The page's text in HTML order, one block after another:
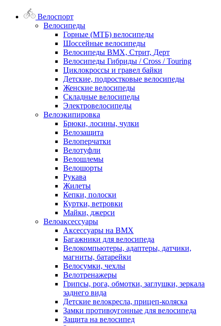
Велоспорт
Велосипеды
Горные (МТБ) велосипеды
Шоссейные велосипеды
Велосипеды BMX, Стрит, Дерт
Велосипеды Гибриды / Cross / Touring
Циклокроссы и гравел байки
Детские, подростковые велосипеды
Женские велосипеды
Складные велосипеды
Электровелосипеды
Велоэкипировка
Брюки, лосины, чулки
Велозащита
Велоперчатки
Велотуфли
Велошлемы
Велошорты
Рукава
Жилеты
Кепки, полоски
Куртки, ветровки
Майки, джерси
Велоаксессуары
Аксессуары на BMX
Багажники для велосипеда
Велокомпьютеры, адаптеры, датчики,
магниты, батарейки
Велосумки, чехлы
Велотренажеры
Грипсы, рога, обмотки, заглушки, зеркала
заднего вида
Детские велокресла, прицеп-коляска
Замки противоугонные для велосипеда
Защита на велосипед